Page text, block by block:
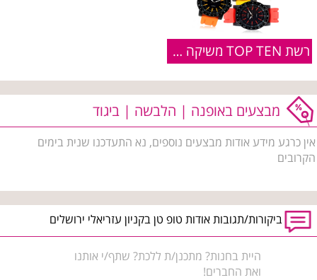
רשת TOP TEN משיקה קולקציית גברים
מבצעים באופנה | הלבשה | ביגוד
אין כרגע מידע אודות מבצעים נוספים, נא התעדכנו שנית בימים
הקרובים
ביקורות/תגובות אודות טופ טן בקניון עזריאלי ירושלים
היית בחנות? מתכנן/ת ללכת? שתף/י אותנו
ואת החברים!